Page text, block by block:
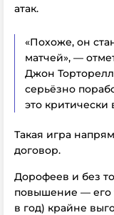
атак.
«Похоже, он
матчей», —
Джон
серьёзно
это
Такая игра
договор.
Дорофеев и без
повышение — его
в год) крайне